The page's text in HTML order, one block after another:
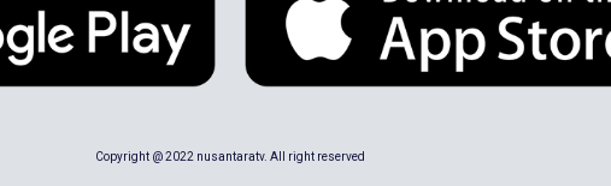
Copyright @ 2022 nusantaratv. All right reserved